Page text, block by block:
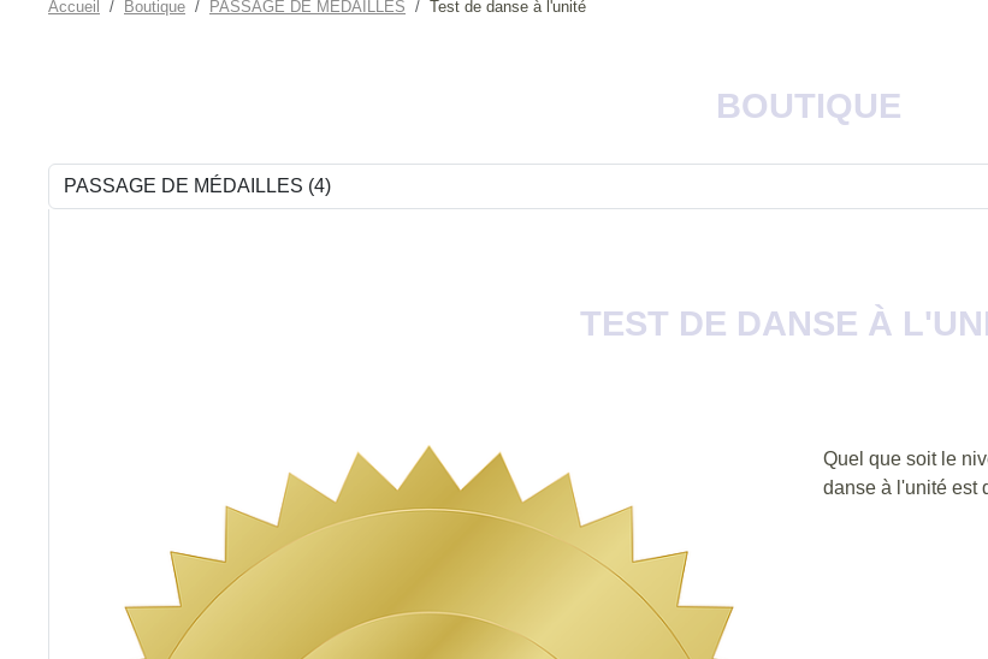
Accueil Boutique PASSAGE DE MÉDAILLES Test de danse à l'unité
BOUTIQUE
TEST DE DANSE À
Quel que soit le
danse à l'unité est